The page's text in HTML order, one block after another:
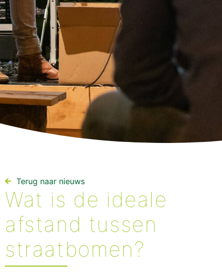
Terug naar nieuws​
Wat is de ideale
afstand tussen
straatbomen?